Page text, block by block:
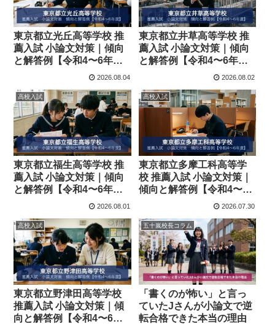
東京都立光丘高等学校 推
薦入試 小論文対策｜傾向
と解答例【令和4〜6年
2026.08.04
東京都立井草高等学校 推
薦入試 小論文対策｜傾向
と解答例【令和4〜6年
2026.08.02
高校入試
東京都立福生高等学校 推
薦入試 小論文対策｜傾向
と解答例【令和4〜6年
2026.08.01
高校入試
東京都立多摩工科高等学
校 推薦入試 小論文対策｜
傾向と解答例【令和4〜6
2026.07.30
高校入試
東京都立野津田高等学校
推薦入試 小論文対策｜傾
向と解答例【令和4〜6年
五十嵐校長コラム
「書くのが怖い」と言っ
ていたJさんが小論文で逆
転合格できた本当の理由